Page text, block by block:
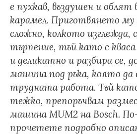
е пухкав, въздушен и облят
карамел. Приготвянето му
сложно, колкото изглежда,
търпение, тъй като с
и деликатно и разбира се,
машина под ръка, която да
трудната работа. Тъй
тежко, препоръчвам
машина MUM2 на Bosch.
прочетете подробно